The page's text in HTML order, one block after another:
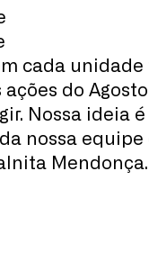
cada
do
Nossa ideia é
nossa equipe
Mendonça.